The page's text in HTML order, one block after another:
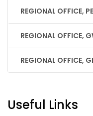
REGIONAL OFFICE,
REGIONAL OFFICE,
REGIONAL OFFICE,
Useful Links